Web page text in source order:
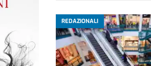
REDAZIONALI